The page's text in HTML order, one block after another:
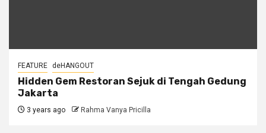
FEATURE deHANGOUT
Hidden Gem Restoran Sejuk di Tengah Gedung
Jakarta
3 years ago Rahma Vanya Pricilla